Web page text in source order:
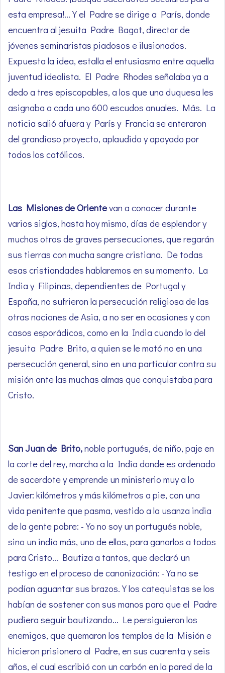
esta empresa!… Y el Padre se dirige a París, donde
encuentra al jesuita Padre Bagot, director de
jóvenes seminaristas piadosos e ilusionados.
Expuesta la idea, estalla el entusiasmo entre aquella
juventud idealista. El Padre Rhodes señalaba ya a
dedo a tres episcopables, a los que una duquesa les
asignaba a cada uno 600 escudos anuales. Más. La
noticia salió afuera y París y Francia se enteraron
del grandioso proyecto, aplaudido y apoyado por
todos los católicos.
Las Misiones de Orientevan a conocer durante
varios siglos, hasta hoy mismo, días de esplendor y
muchos otros de graves persecuciones, que regarán
sus tierras con mucha sangre cristiana. De todas
esas cristiandades hablaremos en su momento. La
India y Filipinas, dependientes de Portugal y
España, no sufrieron la persecución religiosa de las
otras naciones de Asia, a no ser en ocasiones y con
casos esporádicos, como en la India cuando lo del
jesuita Padre Brito, a quien se le mató no en una
persecución general, sino en una particular contra su
misión ante las muchas almas que conquistaba para
Cristo.
San Juan de Brito,noble portugués, de niño, paje en
la corte del rey, marcha a la India donde es ordenado
de sacerdote y emprende un ministerio muy a lo
Javier: kilómetros y más kilómetros a pie, con una
vida penitente que pasma, vestido a la usanza india
de la gente pobre: -Yo no soy un portugués noble,
sino un indio más, uno de ellos, para ganarlos a todos
para Cristo… Bautiza a tantos, que declaró un
testigo en el proceso de canonización: -Ya no se
podían aguantar sus brazos. Y los catequistas se los
habían de sostener con sus manos para que el Padre
pudiera seguir bautizando… Le persiguieron los
enemigos, que quemaron los templos de la Misión e
hicieron prisionero al Padre, en sus cuarenta y seis
años, el cual escribió con un carbón en la pared de la